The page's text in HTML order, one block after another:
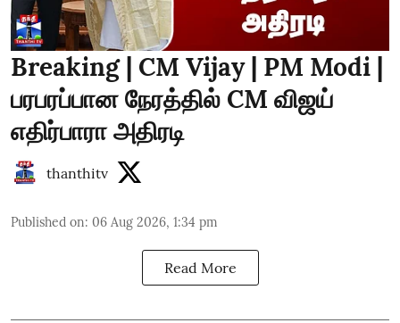
Breaking | CM Vijay | PM Modi |
பரபரப்பான நேரத்தில் CM விஜய்
எதிர்பாரா அதிரடி
thanthitv
Published on: 06 Aug 2026, 1:34 pm
Read More